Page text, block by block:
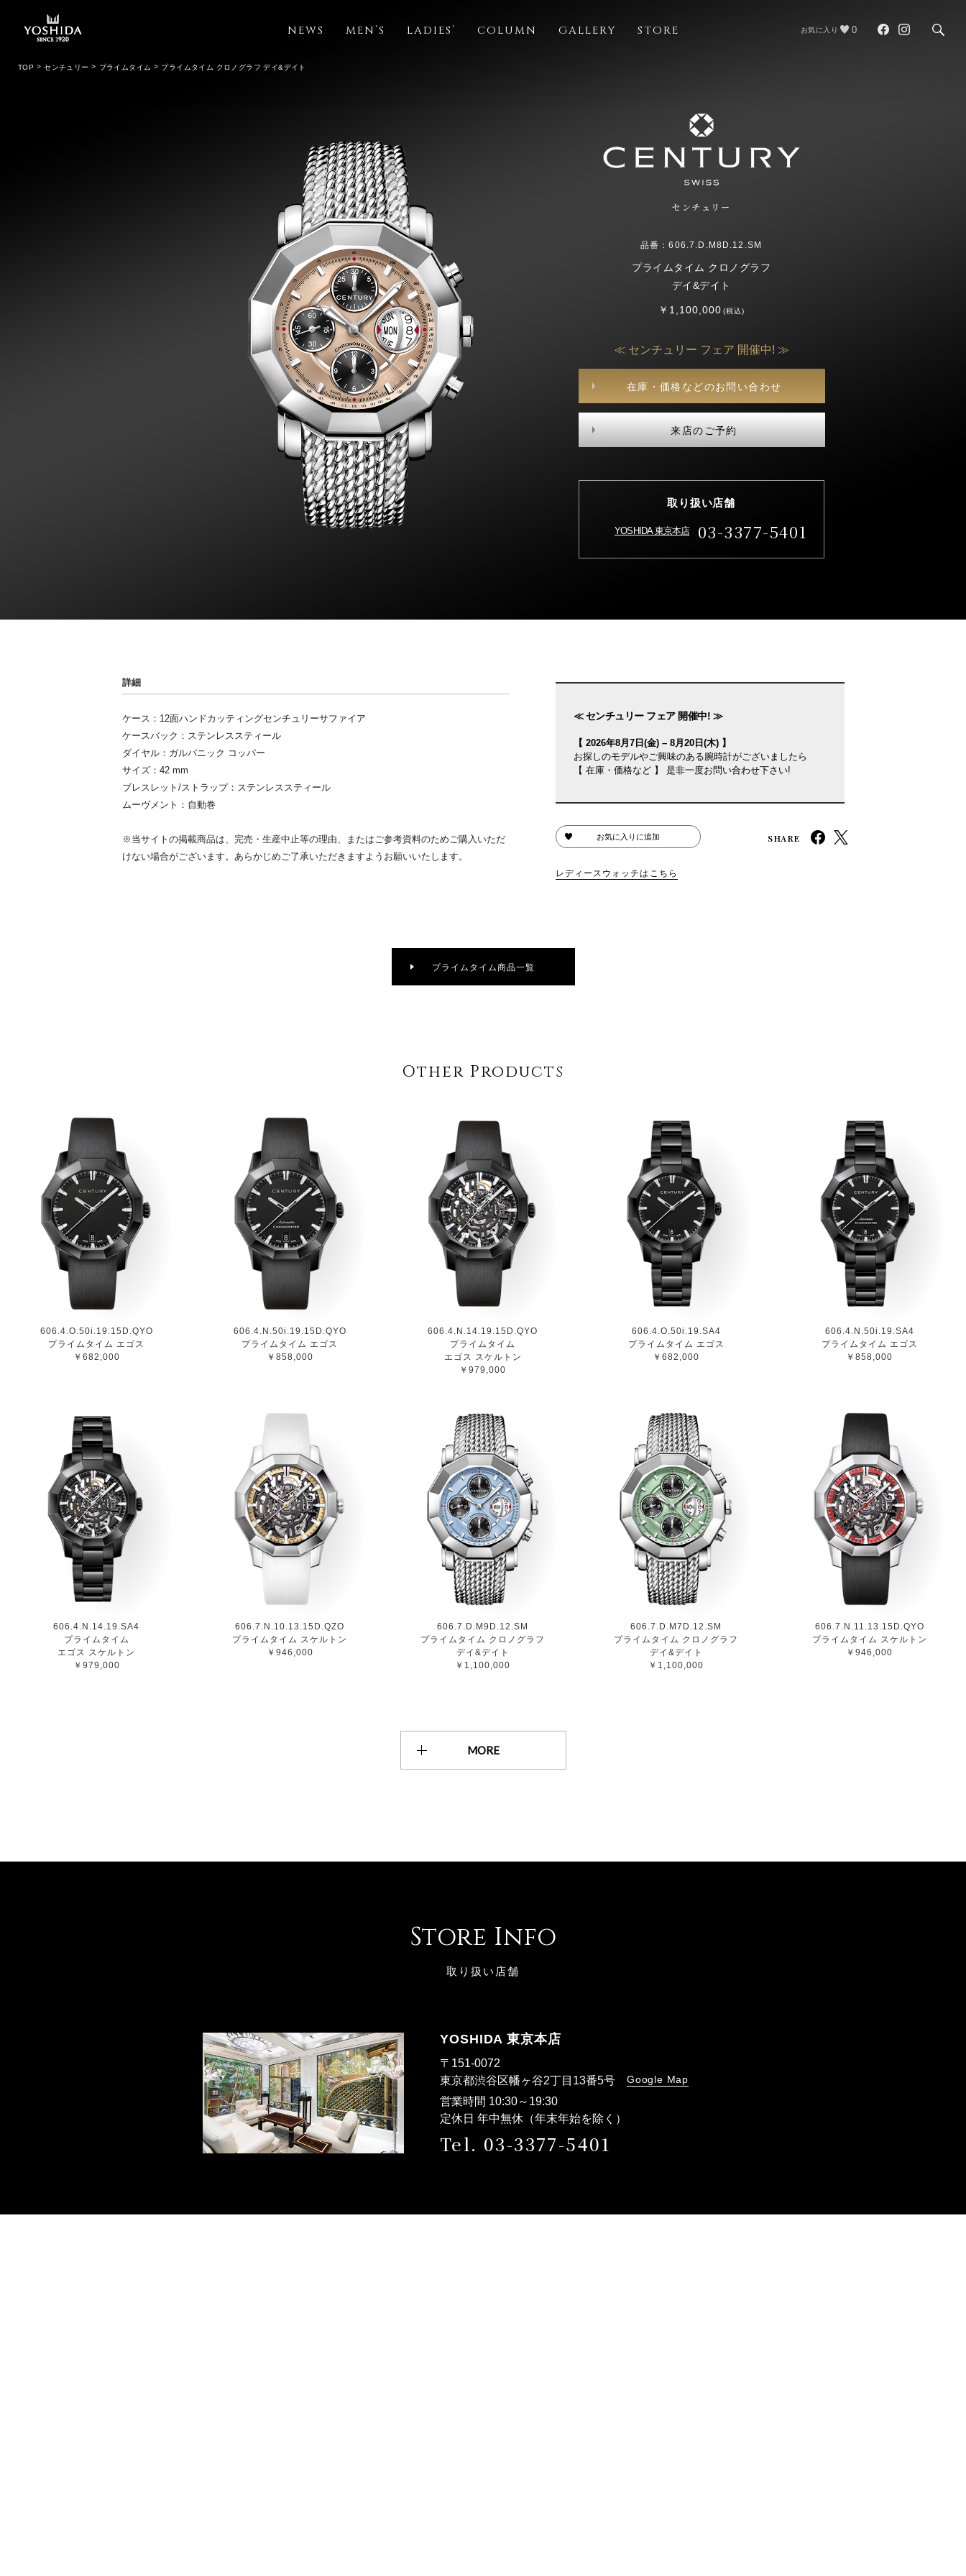
NEWS MEN’S LADIES’ COLUMN GALLERY STORE お気に入り 0
センチュリー
品番：606.7.D.M8D.12.SM
プライムタイム クロノグラフ
デイ&デイト
￥1,100,000(税込)
≪ センチュリー フェア 開催中! ≫
在庫・価格などのお問い合わせ
来店のご予約
取り扱い店舗
YOSHIDA 東京本店 03-3377-5401
TOP センチュリー プライムタイム プライムタイム クロノグラフ デイ&デイト
詳細
ケース：12面ハンドカッティングセンチュリーサファイア
ケースバック：ステンレススティール
ダイヤル：ガルバニック コッパー
サイズ：42 mm
ブレスレット/ストラップ：ステンレススティール
ムーヴメント：自動巻
※当サイトの掲載商品は、完売・生産中止等の理由、またはご参考資料のためご購入いただ
けない場合がございます。あらかじめご了承いただきますようお願いいたします。
≪ センチュリー フェア 開催中! ≫
【 2026年8月7日(金) – 8月20日(木) 】
お探しのモデルやご興味のある腕時計がございましたら
【 在庫・価格など 】 是非一度お問い合わせ下さい!
お気に入りに追加 SHARE
レディースウォッチはこちら
プライムタイム商品一覧
Other Products
606.4.O.50i.19.15D.QYO
プライムタイム エゴス
￥682,000
606.4.N.50i.19.15D.QYO
プライムタイム エゴス
￥858,000
606.4.N.14.19.15D.QYO
プライムタイム
エゴス スケルトン
￥979,000
606.4.O.50i.19.SA4
プライムタイム エゴス
￥682,000
606.4.N.50i.19.SA4
プライムタイム エゴス
￥858,000
606.4.N.14.19.SA4
プライムタイム
エゴス スケルトン
￥979,000
606.7.N.10.13.15D.QZO
プライムタイム スケルトン
￥946,000
606.7.D.M9D.12.SM
プライムタイム クロノグラフ
デイ&デイト
￥1,100,000
606.7.D.M7D.12.SM
プライムタイム クロノグラフ
デイ&デイト
￥1,100,000
606.7.N.11.13.15D.QYO
プライムタイム スケルトン
￥946,000
MORE
Store Info
取り扱い店舗
YOSHIDA 東京本店
〒151-0072
東京都渋谷区幡ヶ谷2丁目13番5号 Google Map
営業時間 10:30～19:30
定休日 年中無休（年末年始を除く）
Tel. 03-3377-5401